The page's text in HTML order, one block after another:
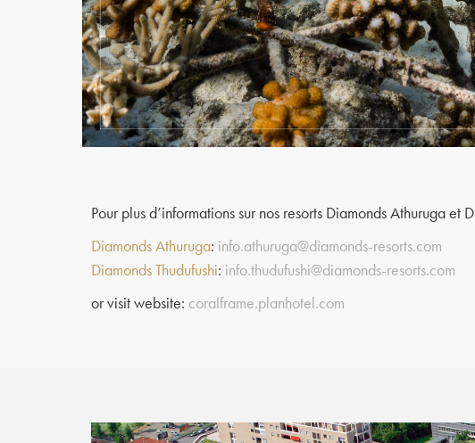
Pour plus d’informations sur nos resorts Diamonds Athuruga
Diamonds Athuruga: info.athuruga@diamonds-resorts.com
Diamonds Thudufushi: info.thudufushi@diamonds-resorts.com
or visit website: coralframe.planhotel.com